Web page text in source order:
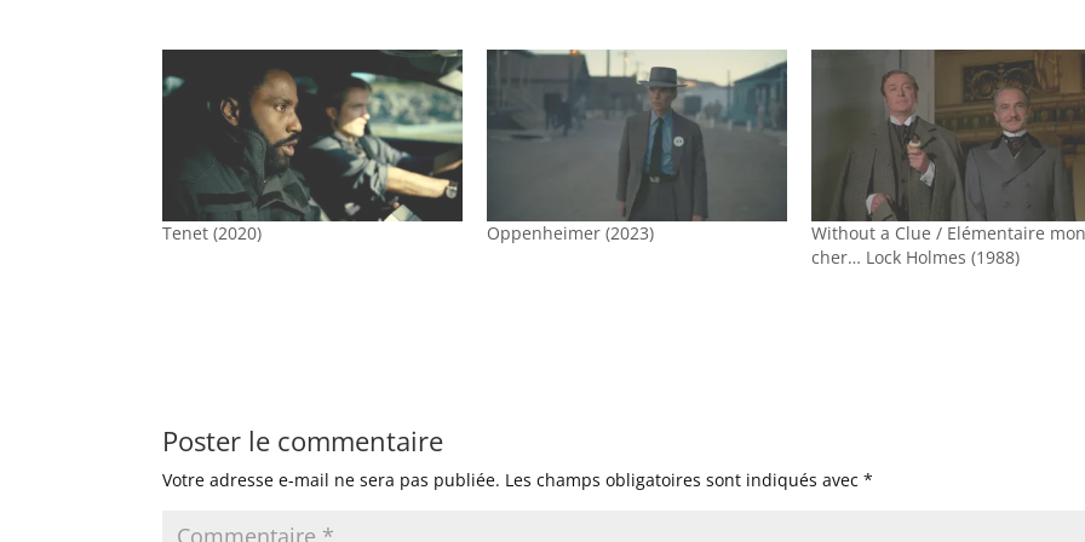
Tenet (2020) Oppenheimer (2023)
Without a Clue / Elémentaire
cher… Lock Holmes (1988)
Poster le commentaire
Votre adresse e-mail ne sera pas publiée. Les champs obligatoires sont indiqués avec*